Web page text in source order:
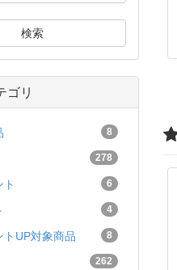
検索
ゴリ
8
278
6
4
トUP対象商品 8
262